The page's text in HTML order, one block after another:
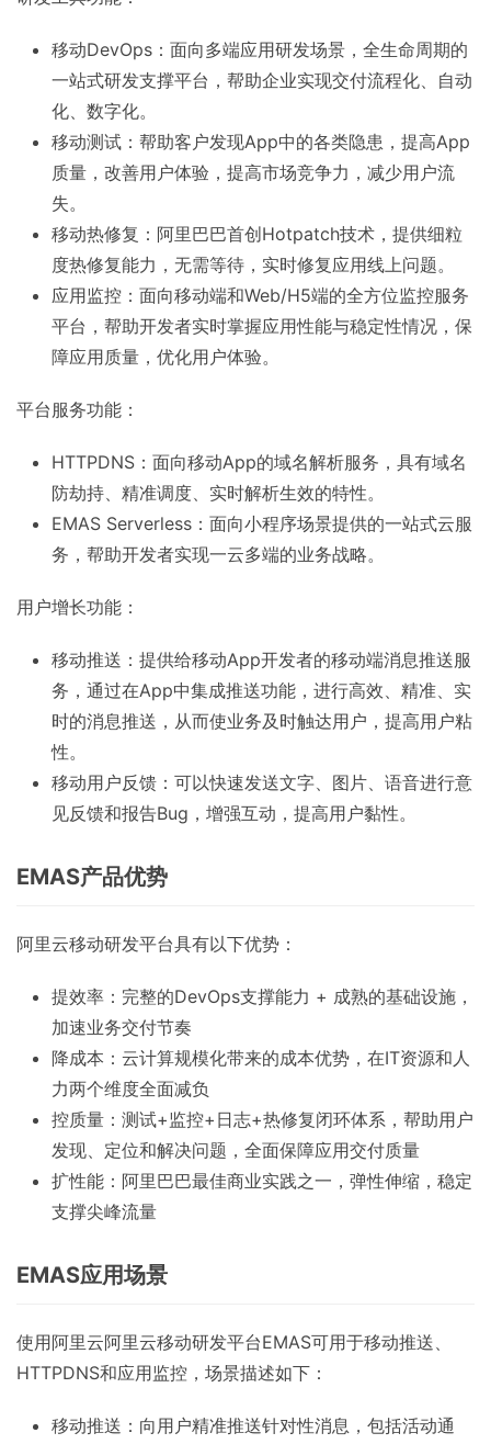
移动DevOps：面向多端应用研发场景，全生命周期的
一站式研发支撑平台，帮助企业实现交付流程化、自动
化、数字化。
移动测试：帮助客户发现App中的各类隐患，提高App
质量，改善用户体验，提高市场竞争力，减少用户流
失。
移动热修复：阿里巴巴首创Hotpatch技术，提供细粒
度热修复能力，无需等待，实时修复应用线上问题。
应用监控：面向移动端和Web/H5端的全方位监控服务
平台，帮助开发者实时掌握应用性能与稳定性情况，保
障应用质量，优化用户体验。
平台服务功能：
HTTPDNS：面向移动App的域名解析服务，具有域名
防劫持、精准调度、实时解析生效的特性。
EMAS Serverless：面向小程序场景提供的一站式云服
务，帮助开发者实现一云多端的业务战略。
用户增长功能：
移动推送：提供给移动App开发者的移动端消息推送服
务，通过在App中集成推送功能，进行高效、精准、实
时的消息推送，从而使业务及时触达用户，提高用户粘
性。
移动用户反馈：可以快速发送文字、图片、语音进行意
见反馈和报告Bug，增强互动，提高用户黏性。
EMAS产品优势
阿里云移动研发平台具有以下优势：
提效率：完整的DevOps支撑能力 + 成熟的基础设施，
加速业务交付节奏
降成本：云计算规模化带来的成本优势，在IT资源和人
力两个维度全面减负
控质量：测试+监控+日志+热修复闭环体系，帮助用户
发现、定位和解决问题，全面保障应用交付质量
扩性能：阿里巴巴最佳商业实践之一，弹性伸缩，稳定
支撑尖峰流量
EMAS应用场景
使用阿里云阿里云移动研发平台EMAS可用于移动推送、
HTTPDNS和应用监控，场景描述如下：
移动推送：向用户精准推送针对性消息，包括活动通